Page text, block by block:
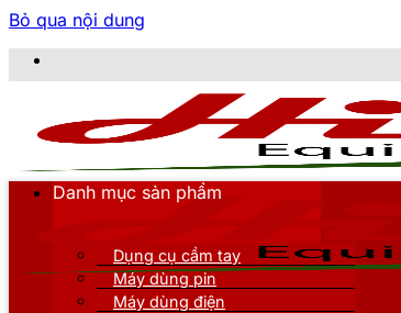
Bỏ qua nội dung
Danh mục sản phẩm
Dụng cụ cầm tay
Máy dùng pin
Máy dùng điện